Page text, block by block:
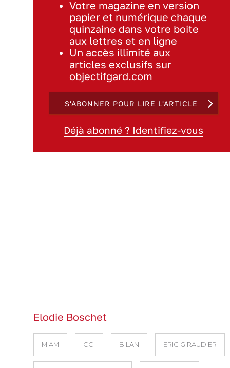
Votre magazine en version
papier et numérique chaque
quinzaine dans votre boite
aux lettres et en ligne
Un accès illimité aux
articles exclusifs sur
objectifgard.com
S'ABONNER POUR LIRE L'ARTICLE
Déjà abonné ? Identifiez-vous
Elodie Boschet
MIAM CCI BILAN ERIC GIRAUDIER